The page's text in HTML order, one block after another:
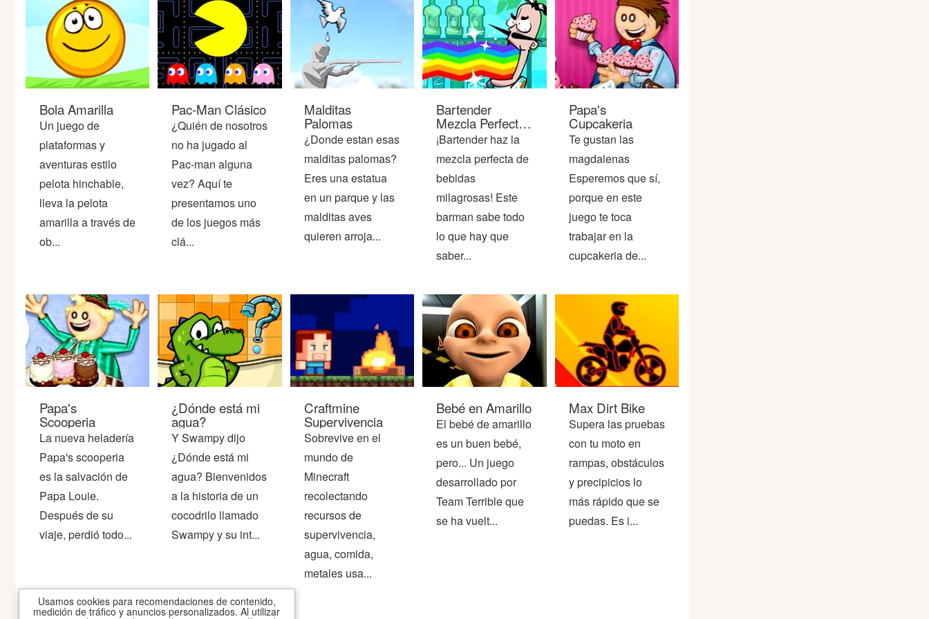
Peleas
Deportes
Puntería
Puzzles
Logica
Arcade
Habilidad
Motos
Guerra
Animaciones
Bola Amarilla
Un juego de
plataformas y
aventuras estilo
pelota hinchable,
lleva la pelota
amarilla a través de
ob...
Pac-Man Clásico
¿Quién de nosotros
no ha jugado al
Pac-man alguna
vez? Aquí te
presentamos uno
de los juegos más
clá...
Malditas
Palomas
¿Donde estan esas
malditas palomas?
Eres una estatua
en un parque y las
malditas aves
quieren arroja...
Bartender
Mezcla Perfecta
de Bebidas
¡Bartender haz la
mezcla perfecta de
bebidas
milagrosas! Este
barman sabe todo
lo que hay que
saber...
Papa's
Cupcakeria
Te gustan las
magdalenas
Esperemos que sí,
porque en este
juego te toca
trabajar en la
cupcakeria de...
Papa's
Scooperia
La nueva heladería
Papa's scooperia
es la salvación de
Papa Louie.
Después de su
viaje, perdió todo...
¿Dónde está mi
agua?
Y Swampy dijo
¿Dónde está mi
agua? Bienvenidos
a la historia de un
cocodrilo llamado
Swampy y su int...
Craftmine
Supervivencia
Sobrevive en el
mundo de
Minecraft
recolectando
recursos de
supervivencia,
agua, comida,
metales usa...
Bebé en Amarillo
El bebé de amarillo
es un buen bebé,
pero... Un juego
desarrollado por
Team Terrible que
se ha vuelt...
Max Dirt Bike
Supera las pruebas
con tu moto en
rampas, obstáculos
y precipicios lo
más rápido que se
puedas. Es i...
Usamos cookies para recomendaciones de contenido,
medición de tráfico y anuncios personalizados. Al utilizar